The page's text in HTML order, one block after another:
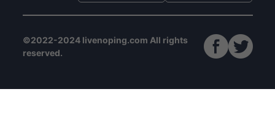
©2022-2024 livenoping.com All rights
reserved.